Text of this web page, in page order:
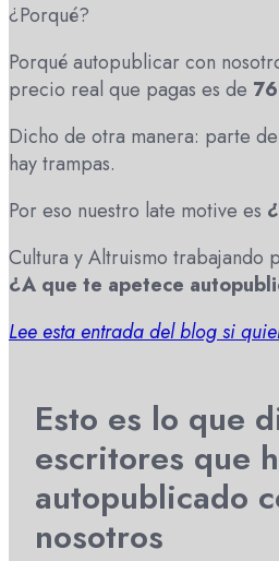
¿Porqué?
Porqué autopublicar con
precio real que pagas es de
Dicho de otra manera: parte
hay trampas.
Por eso nuestro late motive es
Cultura y Altruismo trabajando
¿A que te apetece
Lee esta entrada del blog si
Esto es lo que
escritores que
autopublicado
nosotros